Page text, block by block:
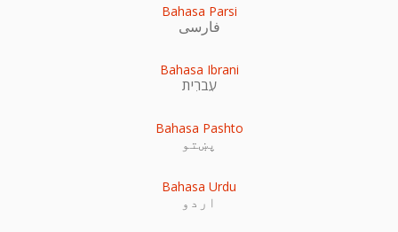
Bahasa Parsi
فارسی
Bahasa Ibrani
עִברִית
Bahasa Pashto
پښتو
Bahasa Urdu
اردو